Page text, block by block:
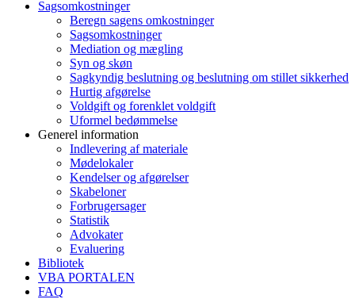
Sagsomkostninger
Beregn sagens omkostninger
Sagsomkostninger
Mediation og mægling
Syn og skøn
Sagkyndig beslutning og beslutning om stillet sikkerhed
Hurtig afgørelse
Voldgift og forenklet voldgift
Uformel bedømmelse
Generel information
Indlevering af materiale
Mødelokaler
Kendelser og afgørelser
Skabeloner
Forbrugersager
Statistik
Advokater
Evaluering
Bibliotek
VBA PORTALEN
FAQ